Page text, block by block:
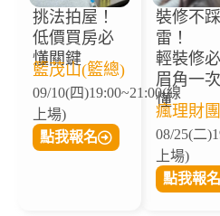
裝修不踩
雷！
輕裝修
眉角一
懂
瘋理財
08/25(二
上場)
點我報名
挑法拍屋！
低價買房必
懂關鍵
籃茂山(籃總)
09/10(四)19:00~21:00(線
上場)
點我報名